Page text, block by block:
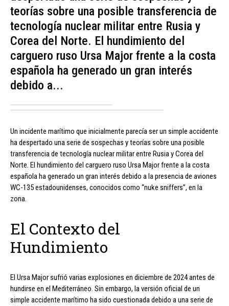
teorías sobre una posible transferencia de
tecnología nuclear militar entre Rusia y
Corea del Norte. El hundimiento del
carguero ruso Ursa Major frente a la costa
española ha generado un gran interés
debido a...
Un incidente marítimo que inicialmente parecía ser un simple accidente
ha despertado una serie de sospechas y teorías sobre una posible
transferencia de tecnología nuclear militar entre Rusia y Corea del
Norte. El hundimiento del carguero ruso Ursa Major frente a la costa
española ha generado un gran interés debido a la presencia de aviones
WC-135 estadounidenses, conocidos como “nuke sniffers”, en la
zona.
El Contexto del
Hundimiento
El Ursa Major sufrió varias explosiones en diciembre de 2024 antes de
hundirse en el Mediterráneo. Sin embargo, la versión oficial de un
simple accidente marítimo ha sido cuestionada debido a una serie de